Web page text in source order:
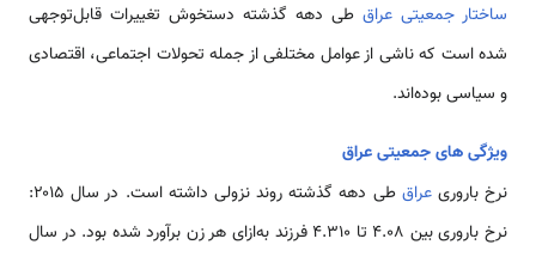
ساختار جمعیتی عراق طی دهه گذشته دستخوش تغییرات قابل‌توجهی
شده است که ناشی از عوامل مختلفی از جمله تحولات اجتماعی، اقتصادی
و سیاسی بوده‌اند.
ویژگی های جمعیتی عراق
نرخ باروریعراق
طی دهه گذشته روند نزولی داشته است. در سال ۲۰۱۵:
نرخ باروری بین ۴.۰۸ تا ۴.۳۱۰ فرزند به‌ازای هر زن برآورد شده بود. در سال